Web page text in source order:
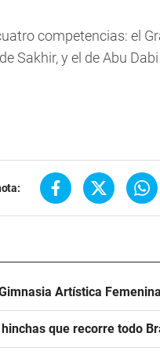
competencias: el
Sakhir, y el de Abu
Artística Femenina
que recorre todo